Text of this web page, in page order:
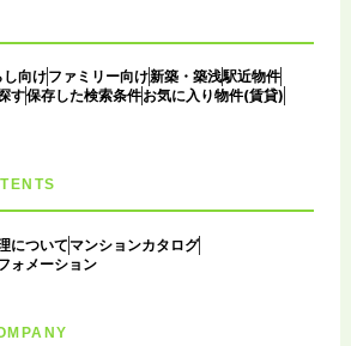
し向けファミリー向け新築・築浅駅近物件
す保存した検索条件お気に入り物件(賃貸)
について マンションカタログ
ォメーション